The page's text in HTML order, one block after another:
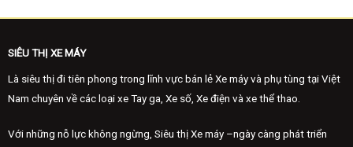
SIÊU THỊ XE MÁY
Là siêu thị đi tiên phong trong lĩnh vực bán lẻ Xe máy và phụ tùng tại Việt
Nam chuyên về các loại xe Tay ga, Xe số, Xe điện và xe thể thao.
Với những nỗ lực không ngừng, Siêu thị Xe máy –ngày càng phát triển